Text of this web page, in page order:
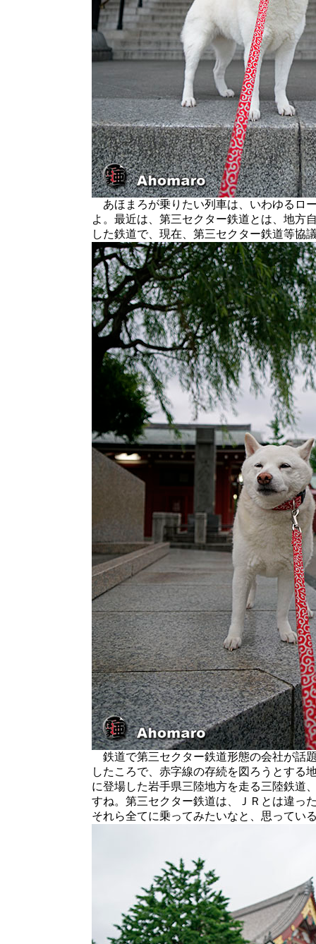
あほまろが乗りたい列車は、いわゆるロ
よ。最近は、第三セクター鉄道とは、地方
した鉄道で、現在、第三セクター鉄道等協
鉄道で第三セクター鉄道形態の会社が話
したころで、赤字線の存続を図ろうとする
に登場した岩手県三陸地方を走る三陸鉄道
すね。第三セクター鉄道は、ＪＲとは違っ
それら全てに乗ってみたいなと、思ってい